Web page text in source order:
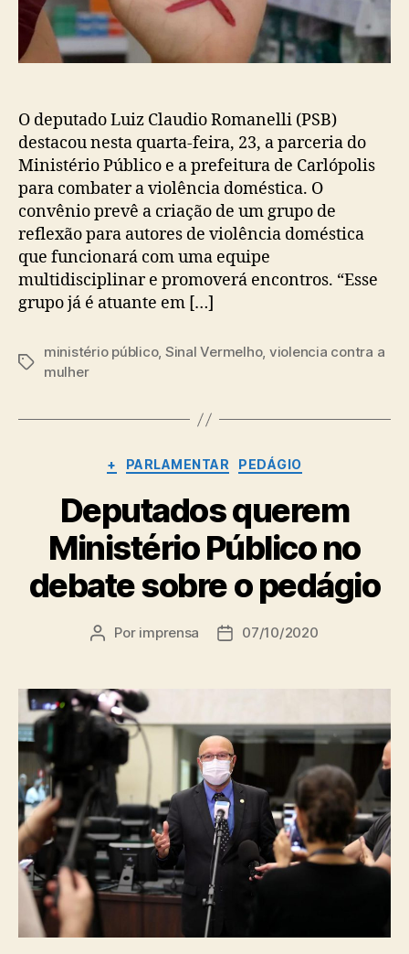
O deputado Luiz Claudio Romanelli (PSB)
destacou nesta quarta-feira, 23, a parceria do
Ministério Público e a prefeitura de Carlópolis
para combater a violência doméstica. O
convênio prevê a criação de um grupo de
reflexão para autores de violência doméstica
que funcionará com uma equipe
multidisciplinar e promoverá encontros. “Esse
grupo já é atuante em […]
Tags
ministério público, Sinal Vermelho, violencia contra a
mulher
Categorias
+ PARLAMENTAR PEDÁGIO
Deputados querem
Ministério Público no
debate sobre o pedágio
Autor
Por imprensa
Data07/10/2020